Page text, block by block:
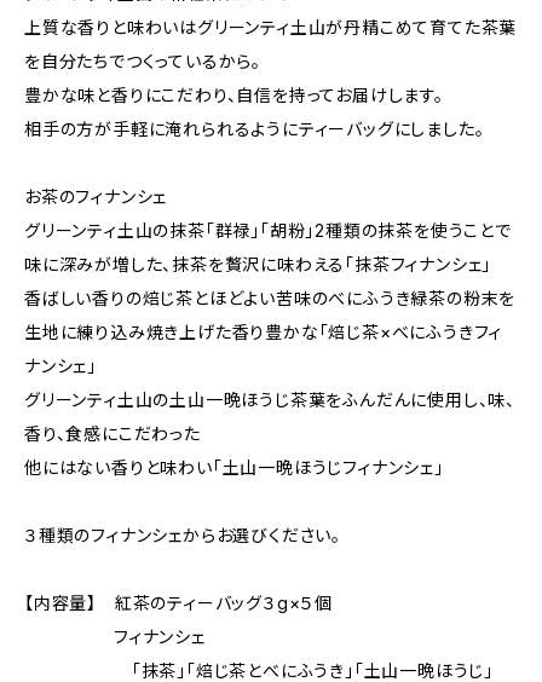
上質な香りと味わいはグリーンティ土山が丹精こめて育てた茶葉
を自分たちでつくっているから。
豊かな味と香りにこだわり、自信を持ってお届けします。
相手の方が手軽に淹れられるようにティーバッグにしました。
お茶のフィナンシェ
グリーンティ土山の抹茶「群禄」「胡粉」2種類の抹茶を使うことで
味に深みが増した、抹茶を贅沢に味わえる「抹茶フィナンシェ」
香ばしい香りの焙じ茶とほどよい苦味のべにふうき緑茶の粉末を
生地に練り込み焼き上げた香り豊かな「焙じ茶×べにふうきフィ
ナンシェ」
グリーンティ土山の土山一晩ほうじ茶葉をふんだんに使用し、味、
香り、食感にこだわった
他にはない香りと味わい「土山一晩ほうじフィナンシェ」
３種類のフィナンシェからお選びください。
【内容量】 紅茶のティーバッグ３g×５個
フィナンシェ
「抹茶」「焙じ茶とべにふうき」「土山一晩ほうじ」